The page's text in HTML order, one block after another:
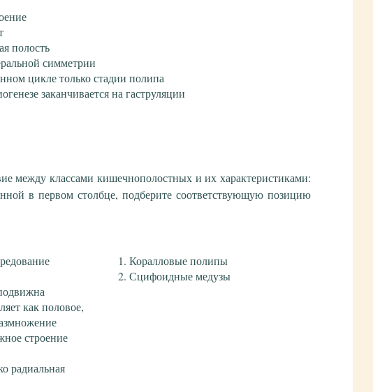
полость
симметрии
цикле только стадии полипа
заканчивается на гаструляции
между классами кишечнополостных и их характеристиками:
в первом столбце, подберите соответствующую позицию
как половое,
строение
радиальная
Коралловые полипы
Сцифоидные медузы